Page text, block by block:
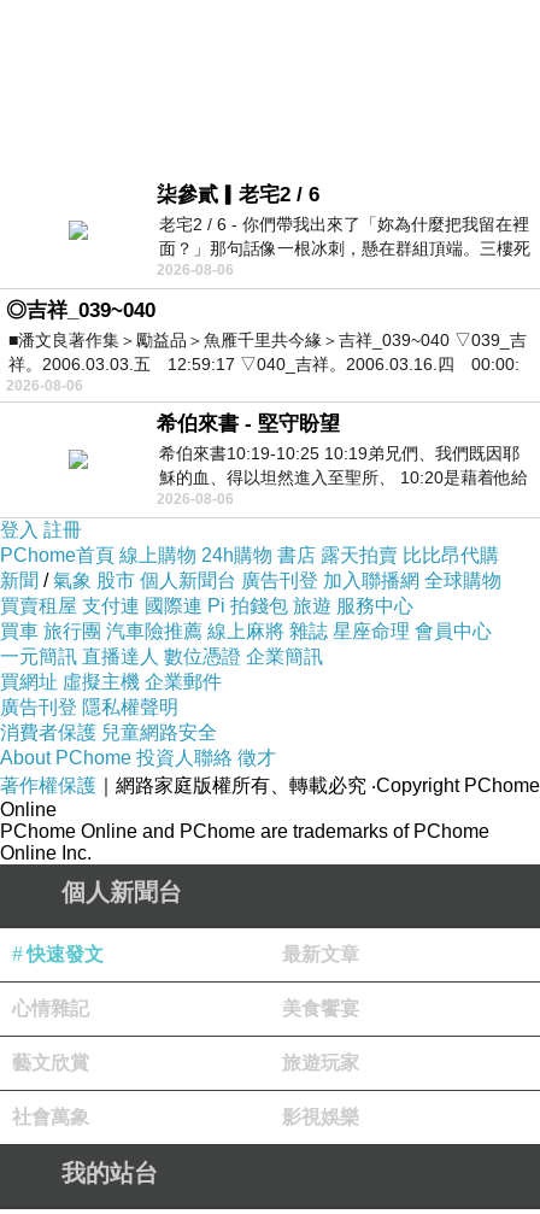
柒參貳▎老宅2 / 6
老宅2 / 6 - 你們帶我出來了「妳為什麼把我留在裡
面？」那句話像一根冰刺，懸在群組頂端。三樓死
死盯著照片裡的人。那個人確實站在
2026-08-06
◎吉祥_039~040
■潘文良著作集＞勵益品＞魚雁千里共今緣＞吉祥_039~040 ▽039_吉
祥。2006.03.03.五 12:59:17 ▽040_吉祥。2006.03.16.四 00:00:
2026-08-06
希伯來書 - 堅守盼望
希伯來書10:19-10:25 10:19弟兄們、我們既因耶
穌的血、得以坦然進入至聖所、 10:20是藉着他給
我們開了一條又新又活的路從幔子經過
2026-08-06
登入 註冊
PChome首頁 線上購物 24h購物 書店 露天拍賣 比比昂代購
新聞 /氣象 股市 個人新聞台 廣告刊登 加入聯播網 全球購物
買賣租屋 支付連 國際連 Pi 拍錢包 旅遊 服務中心
買車 旅行團 汽車險推薦 線上麻將 雜誌 星座命理 會員中心
一元簡訊 直播達人 數位憑證 企業簡訊
買網址 虛擬主機 企業郵件
廣告刊登 隱私權聲明
消費者保護 兒童網路安全
About PChome 投資人聯絡 徵才
著作權保護 ｜網路家庭版權所有、轉載必究 ‧Copyright PChome
Online
PChome Online and PChome are trademarks of PChome
Online Inc.
個人新聞台
快速發文 最新文章
心情雜記 美食饗宴
藝文欣賞 旅遊玩家
社會萬象 影視娛樂
我的站台